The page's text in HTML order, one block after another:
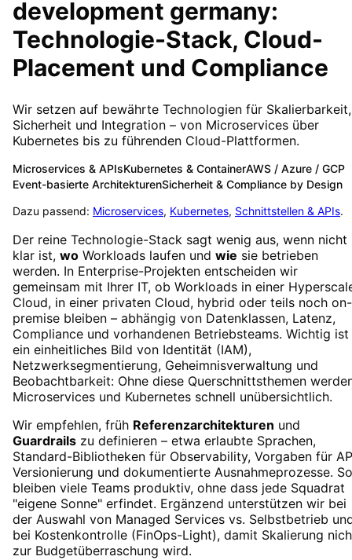
development germany:
Technologie-Stack, Cloud-
Placement und Compliance
Wir setzen auf bewährte Technologien für Skalierbarkeit,
Sicherheit und Integration – von Microservices über
Kubernetes bis zu führenden Cloud-Plattformen.
Microservices & APIsKubernetes & ContainerAWS / Azure / GCP
Event-basierte ArchitekturenSicherheit & Compliance by Design
Dazu passend: Microservices, Kubernetes, Schnittstellen & APIs.
Der reine Technologie-Stack sagt wenig aus, wenn nicht
klar ist, wo Workloads laufen und wie sie betrieben
werden. In Enterprise-Projekten entscheiden wir
gemeinsam mit Ihrer IT, ob Workloads in einer
Cloud, in einer privaten Cloud, hybrid oder teils noch on-
premise bleiben – abhängig von Datenklassen, Latenz,
Compliance und vorhandenen Betriebsteams. Wichtig ist
ein einheitliches Bild von Identität (IAM),
Netzwerksegmentierung, Geheimnisverwaltung und
Beobachtbarkeit: Ohne diese Querschnittsthemen
Microservices und Kubernetes schnell unübersichtlich.
Wir empfehlen, früh Referenzarchitekturen und
Guardrails zu definieren – etwa erlaubte Sprachen,
Standard-Bibliotheken für Observability, Vorgaben für
Versionierung und dokumentierte Ausnahmeprozesse. So
bleiben viele Teams produktiv, ohne dass jede Squadrat
"eigene Sonne" erfindet. Ergänzend unterstützen wir bei
der Auswahl von Managed Services vs. Selbstbetrieb
bei Kostenkontrolle (FinOps-Light), damit Skalierung
zur Budgetüberraschung wird.